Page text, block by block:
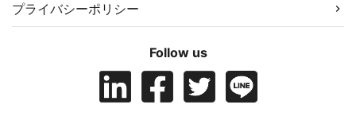
プライバシーポリシー
Follow us